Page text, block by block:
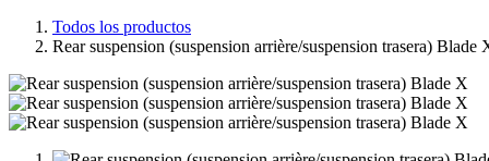
Todos los productos
Rear suspension (suspension arrière/suspension trasera) Blade